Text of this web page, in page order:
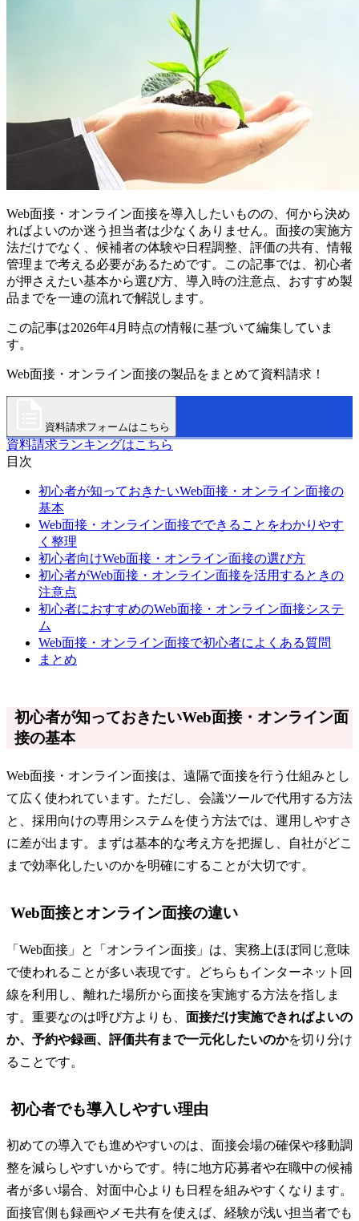
Web面接・オンライン面接を導入したいものの、何から決め
ればよいのか迷う担当者は少なくありません。面接の実施方
法だけでなく、候補者の体験や日程調整、評価の共有、情報
管理まで考える必要があるためです。この記事では、初心者
が押さえたい基本から選び方、導入時の注意点、おすすめ製
品までを一連の流れで解説します。
この記事は2026年4月時点の情報に基づいて編集していま
す。
Web面接・オンライン面接の製品をまとめて資料請求！
資料請求フォームはこちら
資料請求ランキングはこちら
目次
初心者が知っておきたいWeb面接・オンライン面接の
基本
Web面接・オンライン面接でできることをわかりやす
く整理
初心者向けWeb面接・オンライン面接の選び方
初心者がWeb面接・オンライン面接を活用するときの
注意点
初心者におすすめのWeb面接・オンライン面接システ
ム
Web面接・オンライン面接で初心者によくある質問
まとめ
初心者が知っておきたいWeb面接・オンライン面
接の基本
Web面接・オンライン面接は、遠隔で面接を行う仕組みとし
て広く使われています。ただし、会議ツールで代用する方法
と、採用向けの専用システムを使う方法では、運用しやすさ
に差が出ます。まずは基本的な考え方を把握し、自社がどこ
まで効率化したいのかを明確にすることが大切です。
Web面接とオンライン面接の違い
「Web面接」と「オンライン面接」は、実務上ほぼ同じ意味
で使われることが多い表現です。どちらもインターネット回
線を利用し、離れた場所から面接を実施する方法を指しま
す。重要なのは呼び方よりも、 面接だけ実施できればよいの
か、予約や録画、評価共有まで一元化したいのかを切り分け
ることです。
初心者でも導入しやすい理由
初めての導入でも進めやすいのは、面接会場の確保や移動調
整を減らしやすいからです。特に地方応募者や在職中の候補
者が多い場合、対面中心よりも日程を組みやすくなります。
面接官側も録画やメモ共有を使えば、経験が浅い担当者でも